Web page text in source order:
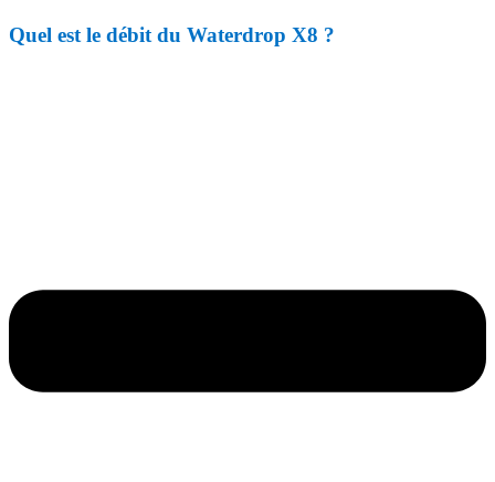
Quel est le débit du Waterdrop X8 ?